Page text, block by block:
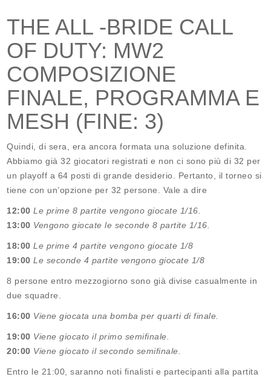
THE ALL -BRIDE CALL
OF DUTY: MW2
COMPOSIZIONE
FINALE, PROGRAMMA E
MESH (FINE: 3)
Quindi, di sera, era ancora formata una soluzione definita.
Abbiamo già 32 giocatori registrati e non ci sono più di 32 per
un playoff a 64 posti di grande desiderio. Pertanto, il torneo si
tiene con un’opzione per 32 persone. Vale a dire
12:00 Le prime 8 partite vengono giocate 1/16.
13:00 Vengono giocate le seconde 8 partite 1/16.
18:00 Le prime 4 partite vengono giocate 1/8
19:00 Le seconde 4 partite vengono giocate 1/8
8 persone entro mezzogiorno sono già divise casualmente in
due squadre.
16:00 Viene giocata una bomba per quarti di finale.
19:00 Viene giocato il primo semifinale.
20:00 Viene giocato il secondo semifinale.
Entro le 21:00, saranno noti finalisti e partecipanti alla partita